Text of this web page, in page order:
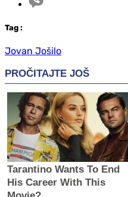
Tag :
Jovan Jošilo